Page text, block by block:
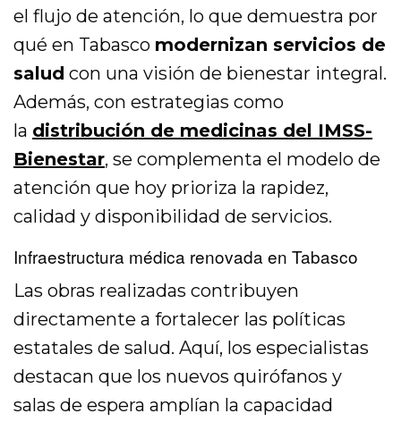
el flujo de atención, lo que demuestra por
qué en Tabasco modernizan servicios de
salud con una visión de bienestar integral.
Además, con estrategias como
la distribución de medicinas del IMSS-
Bienestar, se complementa el modelo de
atención que hoy prioriza la rapidez,
calidad y disponibilidad de servicios.
Infraestructura médica renovada en Tabasco
Las obras realizadas contribuyen
directamente a fortalecer las políticas
estatales de salud. Aquí, los especialistas
destacan que los nuevos quirófanos y
salas de espera amplían la capacidad